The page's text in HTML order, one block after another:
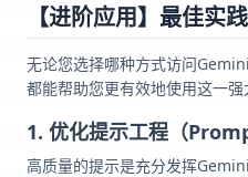
【进阶应用】最佳实
无论您选择哪种方式访问
都能帮助您更有效地使用这一强
1. 优化提示工程（
高质量的提示是充分发挥